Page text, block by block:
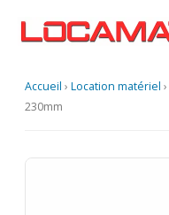
Accueil › Location matériel ›
230mm